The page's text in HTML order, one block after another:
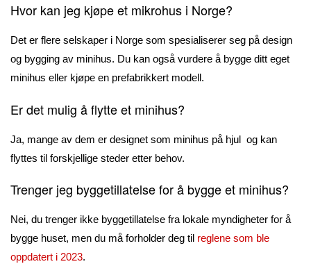
Hvor kan jeg kjøpe et mikrohus i Norge?
Det er flere selskaper i Norge som spesialiserer seg på design
og bygging av minihus. Du kan også vurdere å bygge ditt eget
minihus eller kjøpe en prefabrikkert modell.
Er det mulig å flytte et minihus?
Ja, mange av dem er designet som minihus på hjul og kan
flyttes til forskjellige steder etter behov.
Trenger jeg byggetillatelse for å bygge et minihus?
Nei, du trenger ikke byggetillatelse fra lokale myndigheter for å
bygge huset, men du må forholder deg til reglene som ble
oppdatert i 2023.